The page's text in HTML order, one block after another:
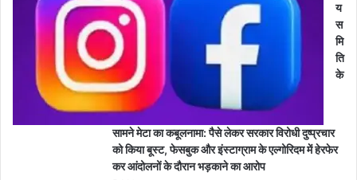
य
स
मि
ति
के
सामने मेटा का कबूलनामा: पैसे लेकर सरकार विरोधी दुष्प्रचार
को किया बूस्ट, फेसबुक और इंस्टाग्राम के एल्गोरिदम में हेरफेर
कर आंदोलनों के दौरान भड़काने का आरोप